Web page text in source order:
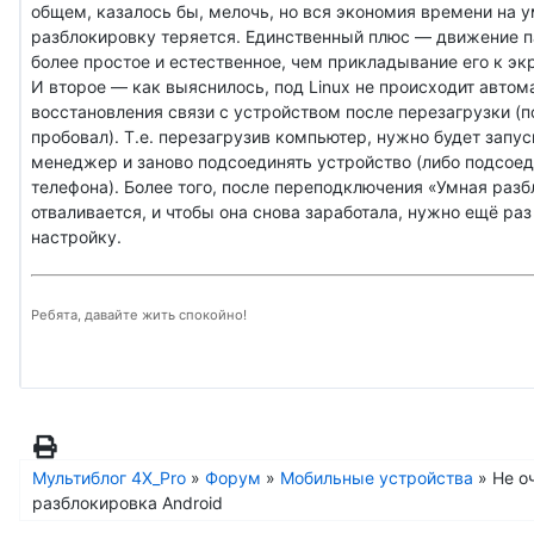
общем, казалось бы, мелочь, но вся экономия времени на
разблокировку теряется. Единственный плюс — движение
более простое и естественное, чем прикладывание его к
И второе — как выяснилось, под Linux не происходит
восстановления связи с устройством после перезагрузки
пробовал). Т.е. перезагрузив компьютер, нужно будет
менеджер и заново подсоединять устройство (либо
телефона). Более того, после переподключения «Умная
отваливается, и чтобы она снова заработала, нужно ещё раз
настройку.
Ребята, давайте жить спокойно!
Мультиблог 4X_Pro » Форум » Мобильные устройства » Не
разблокировка Android